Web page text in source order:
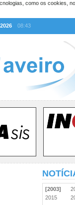
como os cookies,
08:43
[2003]
2015